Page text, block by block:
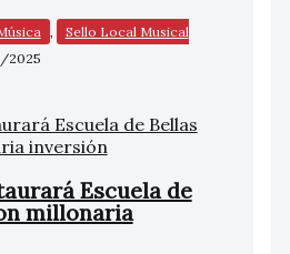
,
Sello Local Musical
2025
Escuela de
millonaria